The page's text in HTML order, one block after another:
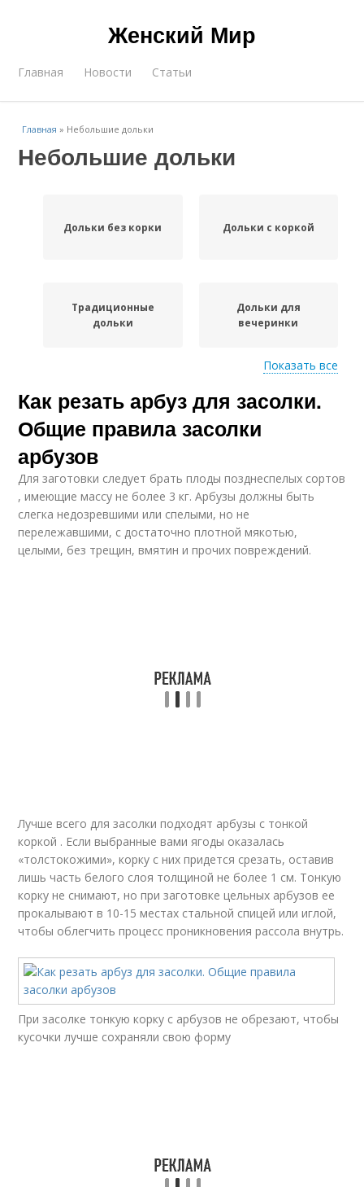
Женский Мир
Главная Новости Статьи
Главная » Небольшие дольки
Небольшие дольки
Дольки без корки Дольки с коркой
Традиционные
дольки
Дольки для
вечеринки
Большие дольки
Показать все
Как резать арбуз для засолки.
Общие правила засолки
арбузов
Для заготовки следует брать плоды позднеспелых сортов
, имеющие массу не более 3 кг. Арбузы должны быть
слегка недозревшими или спелыми, но не
перележавшими, с достаточно плотной мякотью,
целыми, без трещин, вмятин и прочих повреждений.
Лучше всего для засолки подходят арбузы с тонкой
коркой . Если выбранные вами ягоды оказалась
«толстокожими», корку с них придется срезать, оставив
лишь часть белого слоя толщиной не более 1 см. Тонкую
корку не снимают, но при заготовке цельных арбузов ее
прокалывают в 10-15 местах стальной спицей или иглой,
чтобы облегчить процесс проникновения рассола внутрь.
При засолке тонкую корку с арбузов не обрезают, чтобы
кусочки лучше сохраняли свою форму